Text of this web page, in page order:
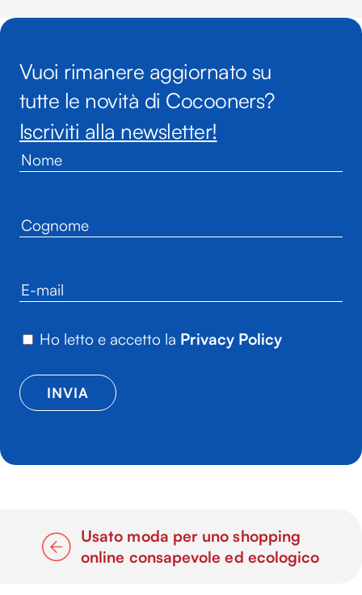
Vuoi rimanere aggiornato su
tutte le novità di Cocooners?
Iscriviti alla newsletter!
Ho letto e accetto la Privacy Policy
Usato moda per uno shopping
online consapevole ed ecologico